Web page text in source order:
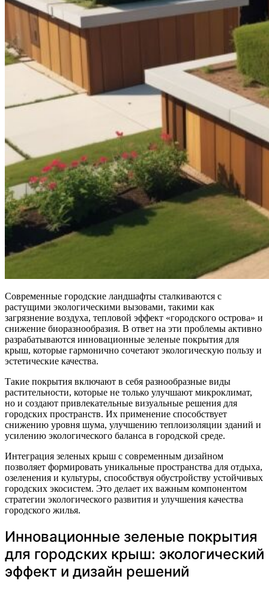
Современные городские ландшафты сталкиваются с
растущими экологическими вызовами, такими как
загрязнение воздуха, тепловой эффект «городского острова» и
снижение биоразнообразия. В ответ на эти проблемы активно
разрабатываются инновационные зеленые покрытия для
крыш, которые гармонично сочетают экологическую пользу и
эстетические качества.
Такие покрытия включают в себя разнообразные виды
растительности, которые не только улучшают микроклимат,
но и создают привлекательные визуальные решения для
городских пространств. Их применение способствует
снижению уровня шума, улучшению теплоизоляции зданий и
усилению экологического баланса в городской среде.
Интеграция зеленых крыш с современным дизайном
позволяет формировать уникальные пространства для отдыха,
озеленения и культуры, способствуя обустройству устойчивых
городских экосистем. Это делает их важным компонентом
стратегии экологического развития и улучшения качества
городского жилья.
Инновационные зеленые покрытия
для городских крыш: экологический
эффект и дизайн решений